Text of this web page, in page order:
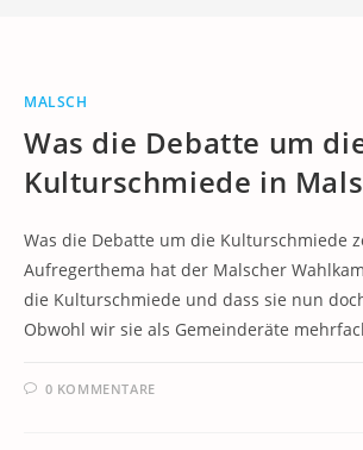
MALSCH
Was die Debatte um
Kulturschmiede in
Was die Debatte um die Kulturschmiede
Aufregerthema hat der Malscher
die Kulturschmiede und dass sie nun
Obwohl wir sie als Gemeinderäte
0 KOMMENTARE